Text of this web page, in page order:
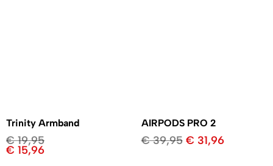
Trinity Armband
€19,95
€ 15,96
AIRPODS PRO 2
€39,95 € 31,96